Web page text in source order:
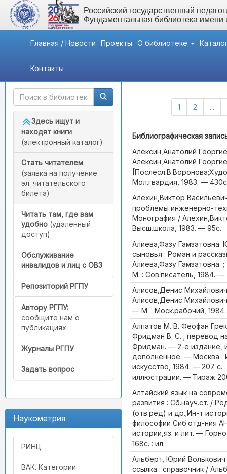
Российский государственный
Фундаментальная библиотека
Главная / Новости Проекты О библиотеке
Контакты
Быстрый доступ
Здесь ищут и
находят книги
(электронный каталог)
Стать читателем
(заявка на получение
эл. читательского
билета)
Читать там, где вам
удобно (удаленный
доступ)
Обслуживание
инвалидов и лиц с ОВЗ
Репозиторий РГПУ
Автору РГПУ:
сообщите нам о
публикациях
Журналы РГПУ
Задать вопрос
Наукометрия
РИНЦ
ВАК. Категории
1 2 ...
Библиографическая
Алексин,Анатолий
Алексин,Анатолий
Мол.гвардия, 1983. —
Алехин,Виктор
проблемы инженерно-
Монография /
Высш.школа, 1983. — 95с.
Алиева,Фазу Гамзатовна.
сыновья : Роман и
Алиева,Фазу
М. : Сов.писатель, 1984. —
Алисов,Денис
Алисов,Денис
— М. : Моск.рабочий,
Алпатов М. В. Феофан
Фридман В. С. ; перевод
Фридман. — 2-е издание,
дополненное. — Москва :
искусство, 1984. — 207 с.
иллюстрации. — Тираж
Алтайский язык на
развития : Сб.науч.ст. /
(отв.ред) и др.;Ин-т
философии Сиб.отд-ния
истории,яз. и лит. —
168с. : ил.
Альберт, Юрий
ссылка : справочник /